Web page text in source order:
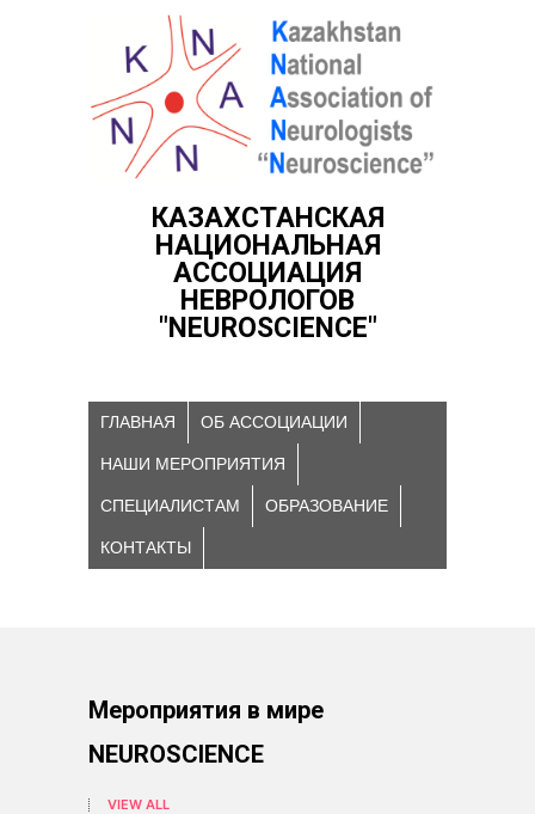
КАЗАХСТАНСКАЯ
НАЦИОНАЛЬНАЯ
АССОЦИАЦИЯ
НЕВРОЛОГОВ
"NEUROSCIENCE"
ГЛАВНАЯ ОБ АССОЦИАЦИИ
НАШИ МЕРОПРИЯТИЯ
СПЕЦИАЛИСТАМ ОБРАЗОВАНИЕ
КОНТАКТЫ
Мероприятия в мире
NEUROSCIENCE
VIEW ALL